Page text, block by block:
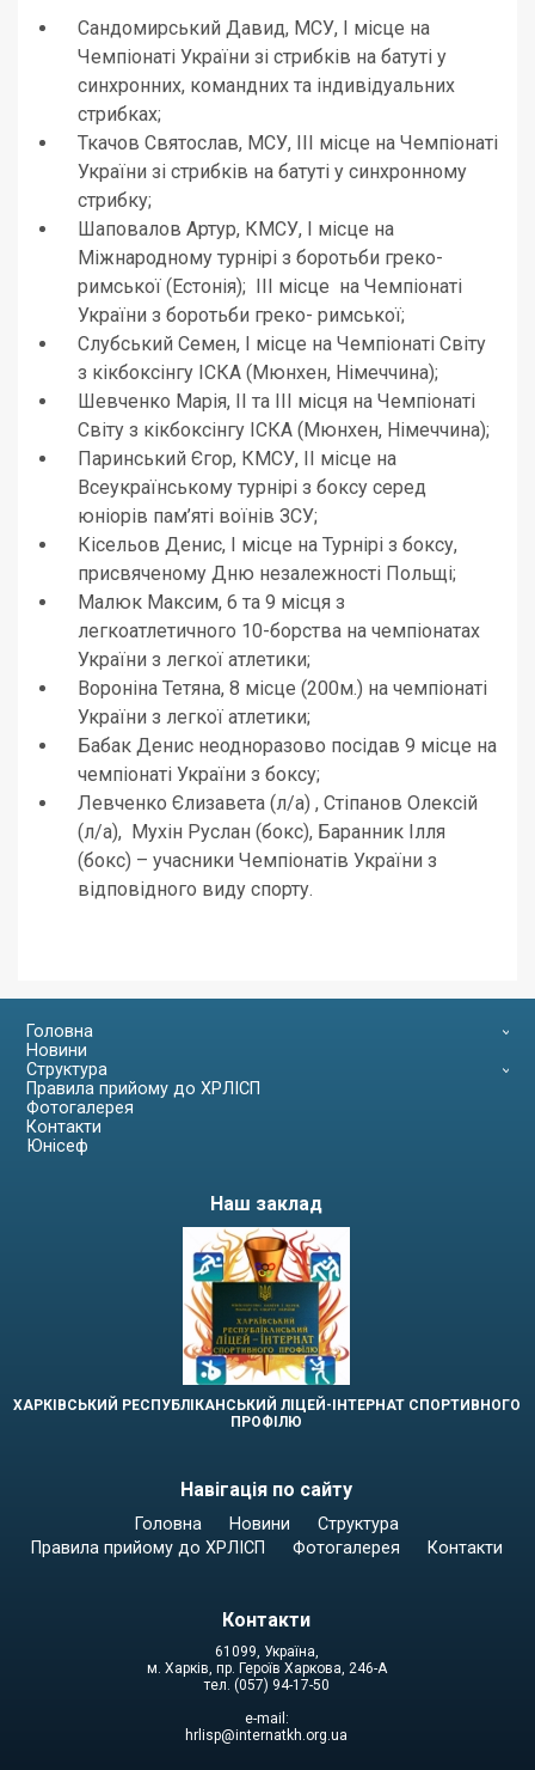
Сандомирський Давид, МСУ, І місце на
Чемпіонаті України зі стрибків на батуті у
синхронних, командних та індивідуальних
стрибках;
Ткачов Святослав, МСУ, ІІІ місце на Чемпіонаті
України зі стрибків на батуті у синхронному
стрибку;
Шаповалов Артур, КМСУ, І місце на
Міжнародному турнірі з боротьби греко-
римської (Естонія); ІІІ місце на Чемпіонаті
України з боротьби греко- римської;
Слубський Семен, І місце на Чемпіонаті Світу
з кікбоксінгу ІСКА (Мюнхен, Німеччина);
Шевченко Марія, ІІ та ІІІ місця на Чемпіонаті
Світу з кікбоксінгу ІСКА (Мюнхен, Німеччина);
Паринський Єгор, КМСУ, ІІ місце на
Всеукраїнському турнірі з боксу серед
юніорів пам’яті воїнів ЗСУ;
Кісельов Денис, І місце на Турнірі з боксу,
присвяченому Дню незалежності Польщі;
Малюк Максим, 6 та 9 місця з
легкоатлетичного 10-борства на чемпіонатах
України з легкої атлетики;
Вороніна Тетяна, 8 місце (200м.) на чемпіонаті
України з легкої атлетики;
Бабак Денис неодноразово посідав 9 місце на
чемпіонаті України з боксу;
Левченко Єлизавета (л/а) , Стіпанов Олексій
(л/а), Мухін Руслан (бокс), Баранник Ілля
(бокс) – учасники Чемпіонатів України з
відповідного виду спорту.
Головна
Новини
Структура
Правила прийому до ХРЛІСП
Фотогалерея
Контакти
Юнісеф
Наш заклад
ХАРКІВСЬКИЙ РЕСПУБЛІКАНСЬКИЙ ЛІЦЕЙ-ІНТЕРНАТ СПОРТИВНОГО
ПРОФІЛЮ
Навігація по сайту
Головна Новини
Структура
Правила прийому до ХРЛІСП
Фотогалерея Контакти
Контакти
61099, Україна,
м. Харків, пр. Героїв Харкова, 246-А
тел. (057) 94-17-50
e-mail:
hrlisp@internatkh.org.ua